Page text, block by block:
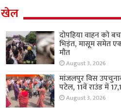
खेल
दोपहिया वाहन को
भिड़ंत, मासूम समेत
मौत
August 3, 2026
मांजलपुर विस
पटेल, 11वें राउंड में
August 3, 2026